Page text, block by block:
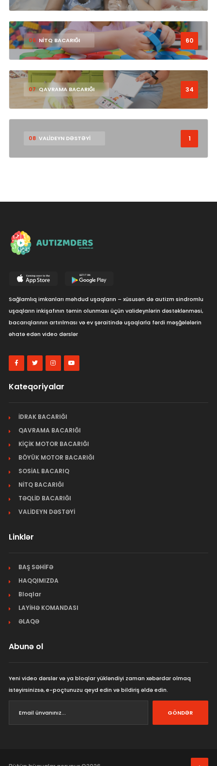
06 NİTQ BACARIĞI 60
07 QAVRAMA BACARIĞI 34
08 VALİDEYN DƏSTƏYİ 1
Sağlamlıq imkanları məhdud uşaqların – xüsusən də autizm sindromlu
uşaqların inkişafının təmin olunması üçün valideynlərin dəstəklənməsi,
bacarıqlarının artırılması və ev şəraitində uşaqlarla fərdi məşğələlərin
əhatə edən video dərslər
Kateqoriyalar
İDRAK BACARIĞI
QAVRAMA BACARIĞI
KİÇİK MOTOR BACARIĞI
BÖYÜK MOTOR BACARIĞI
SOSİAL BACARIQ
NİTQ BACARIĞI
TƏQLİD BACARIĞI
VALİDEYN DƏSTƏYİ
Linklər
BAŞ SƏHİFƏ
HAQQIMIZDA
Bloqlar
LAYİHƏ KOMANDASI
ƏLAQƏ
Abunə ol
Yeni video dərslər və ya bloqlar yükləndiyi zaman xəbərdar olmaq
istəyirsinizsə, e-poçtunuzu qeyd edin və bildiriş əldə edin.
GÖNDƏR